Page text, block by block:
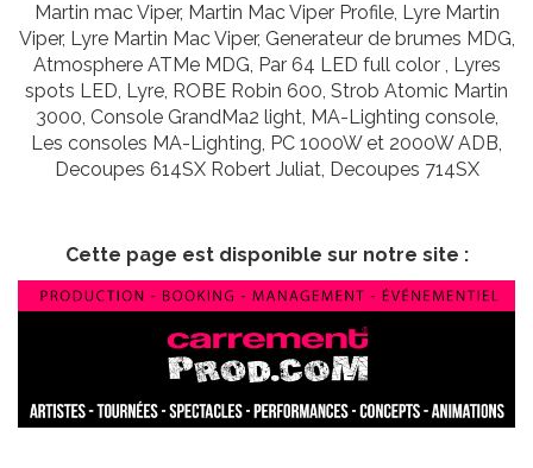
Martin mac Viper, Martin Mac Viper Profile, Lyre Martin
Viper, Lyre Martin Mac Viper, Generateur de brumes MDG,
Atmosphere ATMe MDG, Par 64 LED full color , Lyres
spots LED, Lyre, ROBE Robin 600, Strob Atomic Martin
3000, Console GrandMa2 light, MA-Lighting console,
Les consoles MA-Lighting, PC 1000W et 2000W ADB,
Decoupes 614SX Robert Juliat, Decoupes 714SX
Cette page est disponible sur notre site :